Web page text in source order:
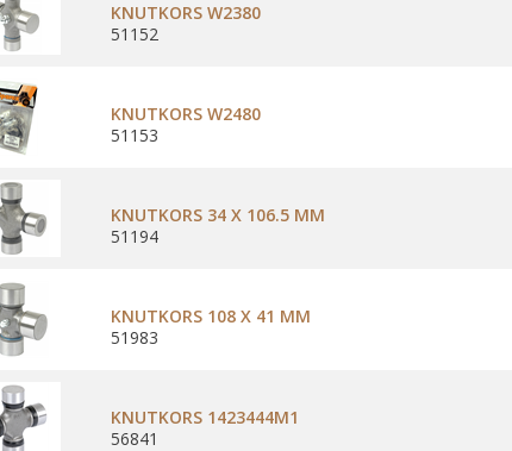
KNUTKORS W2380
51152
KNUTKORS W2480
51153
KNUTKORS 34 X 106.5 MM
51194
KNUTKORS 108 X 41 MM
51983
KNUTKORS 1423444M1
56841